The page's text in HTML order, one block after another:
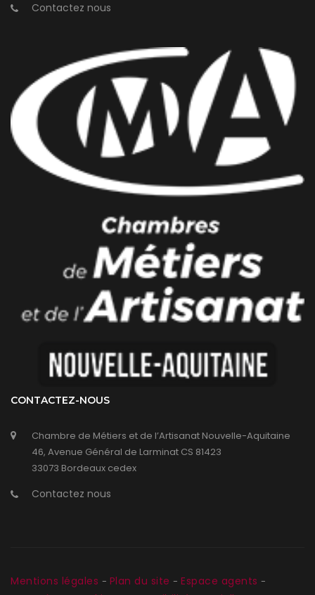
Contactez nous
CONTACTEZ-NOUS
Chambre de Métiers et de l’Artisanat Nouvelle-Aquitaine
46, Avenue Général de Larminat CS 81423
33073 Bordeaux cedex
Contactez nous
Mentions légales - Plan du site - Espace agents -